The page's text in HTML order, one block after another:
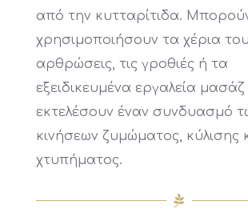
από την κυτταρίτιδα.
χρησιμοποιήσουν τα χέρια
αρθρώσεις, τις γροθιές ή τα
εξειδικευμένα εργαλεία μασάζ
εκτελέσουν έναν συνδυασμό
κινήσεων ζυμώματος, κύλισης
χτυπήματος.